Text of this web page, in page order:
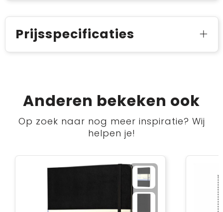
Prijsspecificaties
Anderen bekeken ook
Op zoek naar nog meer inspiratie? Wij
helpen je!